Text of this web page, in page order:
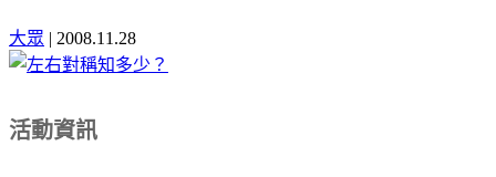
大眾 | 2008.11.28
活動資訊